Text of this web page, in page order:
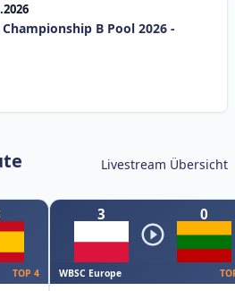
B Pool 2026 -
Livestream Übersicht
TOP 4
3 0
WBSC Europe